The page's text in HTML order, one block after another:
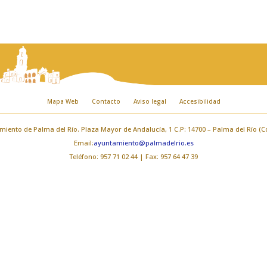
Mapa Web Contacto Aviso legal Accesibilidad
de Palma del Río. Plaza Mayor de Andalucía, 1 C.P: 14700 – Palma del Río
Email:ayuntamiento@palmadelrio.es
Teléfono: 957 71 02 44 | Fax: 957 64 47 39